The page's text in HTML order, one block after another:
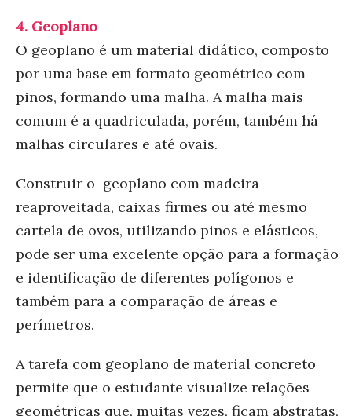
4. Geoplano
O geoplano é um material didático, composto
por uma base em formato geométrico com
pinos, formando uma malha. A malha mais
comum é a quadriculada, porém, também há
malhas circulares e até ovais.
Construir o geoplano com madeira
reaproveitada, caixas firmes ou até mesmo
cartela de ovos, utilizando pinos e elásticos,
pode ser uma excelente opção para a formação
e identificação de diferentes polígonos e
também para a comparação de áreas e
perímetros.
A tarefa com geoplano de material concreto
permite que o estudante visualize relações
geométricas que, muitas vezes, ficam abstratas,